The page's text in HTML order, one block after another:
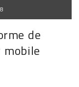
de
mobile